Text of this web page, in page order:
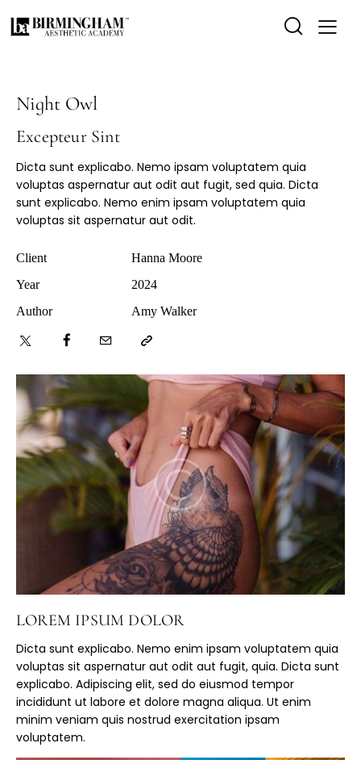
Night Owl
LOREM IPSUM DOLOR
Dicta sunt explicabo. Nemo enim ipsam voluptatem quia
voluptas sit aspernatur aut odit aut fugit, quia. Dicta sunt
explicabo. Adipiscing elit, sed do eiusmod tempor
incididunt ut labore et dolore magna aliqua. Ut enim
minim veniam quis nostrud exercitation ipsam
voluptatem.
Excepteur Sint
Dicta sunt explicabo. Nemo ipsam voluptatem quia
voluptas aspernatur aut odit aut fugit, sed quia. Dicta
sunt explicabo. Nemo enim ipsam voluptatem quia
voluptas sit aspernatur aut odit.
Client
Hanna Moore
Year
2024
Author
Amy Walker